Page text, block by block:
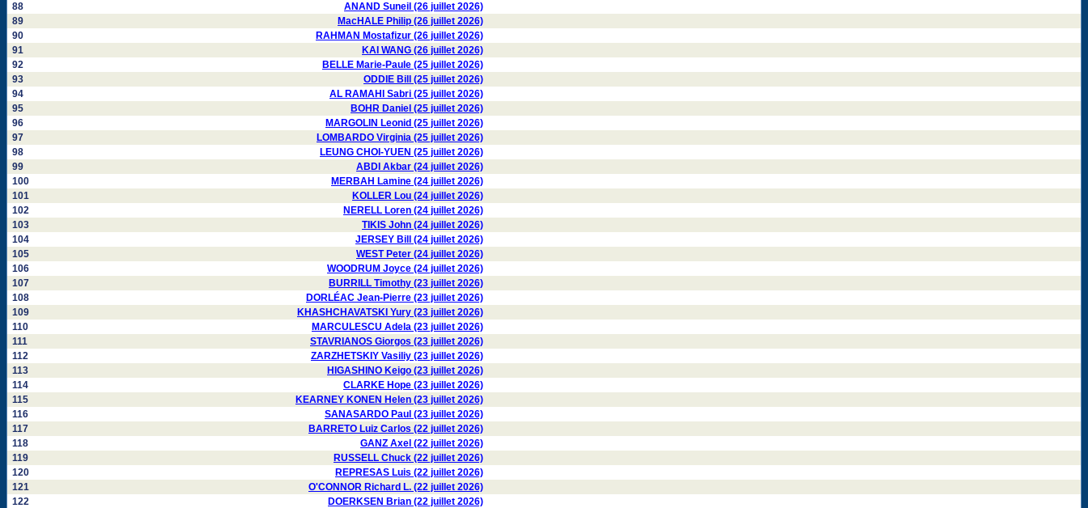
88
ANAND Suneil (26 juillet 2026)
89
MacHALE Philip (26 juillet 2026)
90
RAHMAN Mostafizur (26 juillet 2026)
91
KAI WANG (26 juillet 2026)
92
BELLE Marie-Paule (25 juillet 2026)
93
ODDIE Bill (25 juillet 2026)
94
AL RAMAHI Sabri (25 juillet 2026)
95
BOHR Daniel (25 juillet 2026)
96
MARGOLIN Leonid (25 juillet 2026)
97
LOMBARDO Virginia (25 juillet 2026)
98
LEUNG CHOI-YUEN (25 juillet 2026)
99
ABDI Akbar (24 juillet 2026)
100
MERBAH Lamine (24 juillet 2026)
101
KOLLER Lou (24 juillet 2026)
102
NERELL Loren (24 juillet 2026)
103
TIKIS John (24 juillet 2026)
104
JERSEY Bill (24 juillet 2026)
105
WEST Peter (24 juillet 2026)
106
WOODRUM Joyce (24 juillet 2026)
107
BURRILL Timothy (23 juillet 2026)
108
DORLÉAC Jean-Pierre (23 juillet 2026)
109
KHASHCHAVATSKI Yury (23 juillet 2026)
110
MARCULESCU Adela (23 juillet 2026)
111
STAVRIANOS Giorgos (23 juillet 2026)
112
ZARZHETSKIY Vasiliy (23 juillet 2026)
113
HIGASHINO Keigo (23 juillet 2026)
114
CLARKE Hope (23 juillet 2026)
115
KEARNEY KONEN Helen (23 juillet 2026)
116
SANASARDO Paul (23 juillet 2026)
117
BARRETO Luiz Carlos (22 juillet 2026)
118
GANZ Axel (22 juillet 2026)
119
RUSSELL Chuck (22 juillet 2026)
120
REPRESAS Luis (22 juillet 2026)
121
O'CONNOR Richard L. (22 juillet 2026)
122
DOERKSEN Brian (22 juillet 2026)